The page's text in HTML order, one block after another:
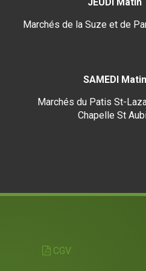
Marchés de la Suze et de
SAMEDI Matin
Marchés du Patis St-
Chapelle St
CGV